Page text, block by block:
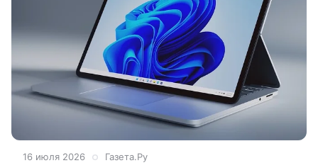
16 июля 2026 Газета.Ру